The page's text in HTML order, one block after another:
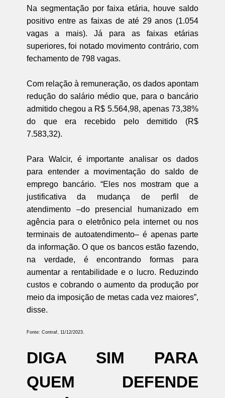
Na segmentação por faixa etária, houve saldo
positivo entre as faixas de até 29 anos (1.054
vagas a mais). Já para as faixas etárias
superiores, foi notado movimento contrário, com
fechamento de 798 vagas.
Com relação à remuneração, os dados apontam
redução do salário médio que, para o bancário
admitido chegou a R$ 5.564,98, apenas 73,38%
do que era recebido pelo demitido (R$
7.583,32).
Para Walcir, é importante analisar os dados
para entender a movimentação do saldo de
emprego bancário. “Eles nos mostram que a
justificativa da mudança de perfil de
atendimento –do presencial humanizado em
agência para o eletrônico pela internet ou nos
terminais de autoatendimento– é apenas parte
da informação. O que os bancos estão fazendo,
na verdade, é encontrando formas para
aumentar a rentabilidade e o lucro. Reduzindo
custos e cobrando o aumento da produção por
meio da imposição de metas cada vez maiores”,
disse.
Fonte: Contraf, 11/12/2023.
DIGA SIM PARA
QUEM DEFENDE